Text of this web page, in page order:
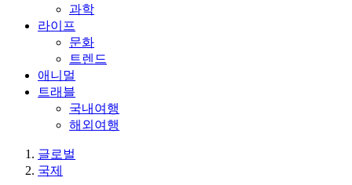
과학
라이프
문화
트렌드
애니멀
트래블
국내여행
해외여행
글로벌
국제